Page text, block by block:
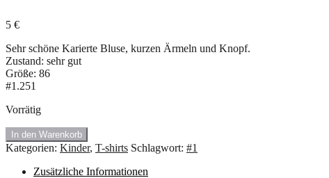
5 €
Sehr schöne Karierte Bluse, kurzen Ärmeln und Knopf.
Zustand: sehr gut
Größe: 86
#1.251
Vorrätig
#1.251
Karierte
Bluse.
Größe:
In den Warenkorb
Kategorien: Kinder, T-shirts Schlagwort: #1
Zusätzliche Informationen